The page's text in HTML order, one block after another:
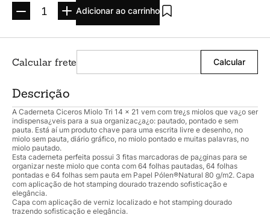
Adicionar ao carrinho
Descrição
A Caderneta Ciceros Miolo Tri 14 x 21 vem com tre¿s miolos que va¿o ser
indispensa¿veis para a sua organizac¿a¿o: pautado, pontado e sem
pauta. Está aí um produto chave para uma escrita livre e desenho, no
miolo sem pauta, diário gráfico, no miolo pontado e muitas palavras, no
miolo pautado.
Esta caderneta perfeita possui 3 fitas marcadoras de pa¿ginas para se
organizar neste miolo que conta com 64 folhas pautadas, 64 folhas
pontadas e 64 folhas sem pauta em Papel Pólen®Natural 80 g/m2. Capa
com aplicação de hot stamping dourado trazendo sofisticação e
elegância.
Capa com aplicação de verniz localizado e hot stamping dourado
trazendo sofisticação e elegância.